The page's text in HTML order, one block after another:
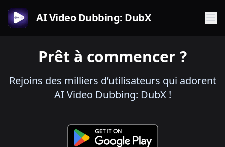
AI Video Dubbing: DubX
Prêt à commencer ?
Rejoins des milliers d’utilisateurs qui adorent
AI Video Dubbing: DubX !